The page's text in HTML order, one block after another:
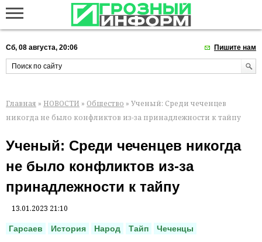
Сб, 08 августа, 20:06 Пишите нам
Главная » НОВОСТИ » Общество » Ученый: Среди чеченцев
никогда не было конфликтов из-за принадлежности к тайпу
Ученый: Среди чеченцев никогда
не было конфликтов из-за
принадлежности к тайпу
13.01.2023 21:10
Гарсаев История Народ Тайп Чеченцы